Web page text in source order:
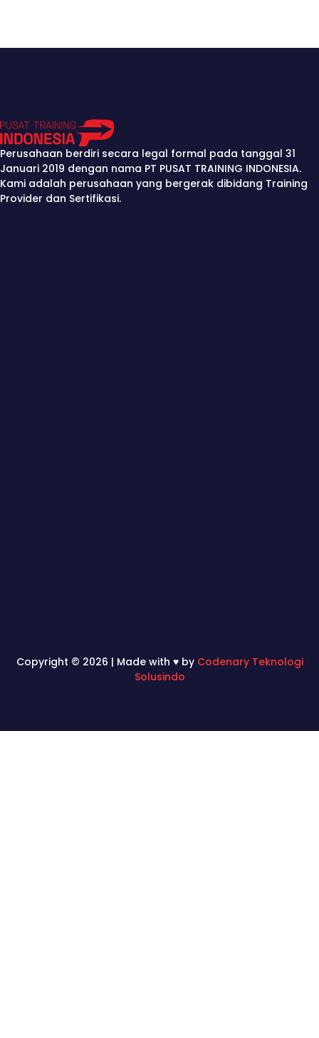
Perusahaan berdiri secara legal formal pada tanggal 31
Januari 2019 dengan nama PT PUSAT TRAINING INDONESIA.
Kami adalah perusahaan yang bergerak dibidang Training
Provider dan Sertifikasi.
Copyright © 2026 | Made with ♥ by Codenary Teknologi
Solusindo